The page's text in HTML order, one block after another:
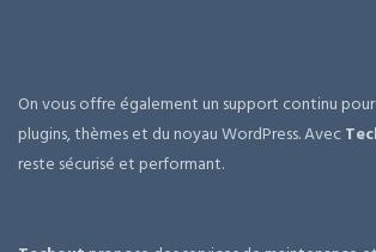
On vous offre également un support continu pour
plugins, thèmes et du noyau WordPress. Avec
reste sécurisé et performant.